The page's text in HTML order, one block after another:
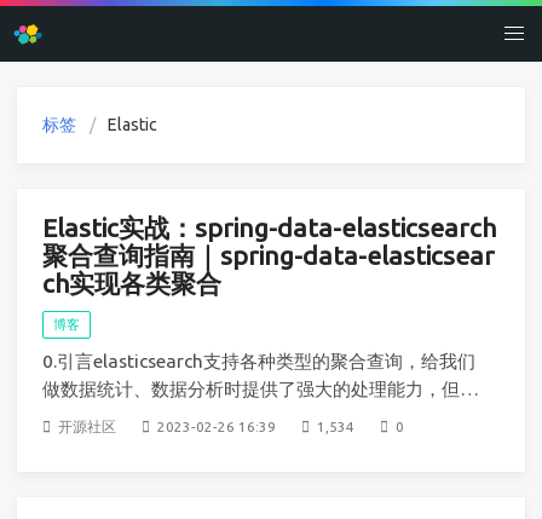
标签 Elastic
Elastic实战：spring-data-elasticsearch
聚合查询指南｜spring-data-elasticsear
ch实现各类聚合
博客
0.引言elasticsearch支持各种类型的聚合查询，给我们
做数据统计、数据分析时提供了强大的处理能力，但是
作为java开发者，如何在java client中实现这些聚合
开源社区 2023-02-26 16:39 1,534 0